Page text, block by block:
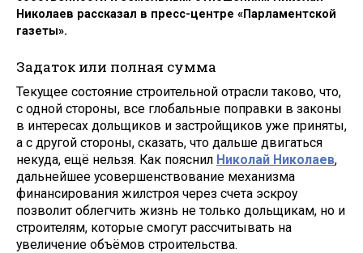
Николаев рассказал в пресс-центре «Парламентской
газеты».
Задаток или полная сумма
Текущее состояние строительной отрасли таково, что,
с одной стороны, все глобальные поправки в законы
в интересах дольщиков и застройщиков уже приняты,
а с другой стороны, сказать, что дальше двигаться
некуда, ещё нельзя. Как пояснил Николай Николаев,
дальнейшее усовершенствование механизма
финансирования жилстроя через счета эскроу
позволит облегчить жизнь не только дольщикам, но и
строителям, которые смогут рассчитывать на
увеличение объёмов строительства.